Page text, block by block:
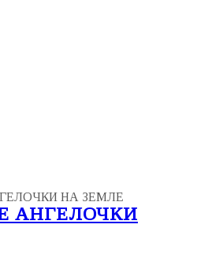
АНГЕЛОЧКИ